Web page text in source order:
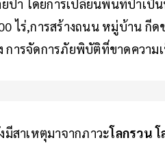
ป่า โดยการเปลี่ยนพื้นที่ป่าเป็
ไร่,การสร้างถนน หมู่บ้าน กีด
การจัดการภัยพิบัติที่ขาดควา
สาเหตุมาจากภาวะโลกรวน